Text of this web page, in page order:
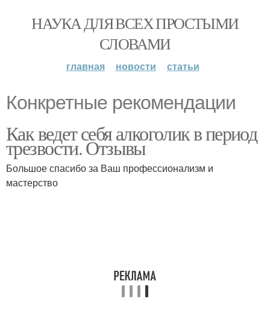
НАУКА ДЛЯ ВСЕХ ПРОСТЫМИ
СЛОВАМИ
главная новости статьи
Конкретные рекомендации
Как ведет себя алкоголик в период
трезвости. Отзывы
Большое спасибо за Ваш профессионализм и
мастерство